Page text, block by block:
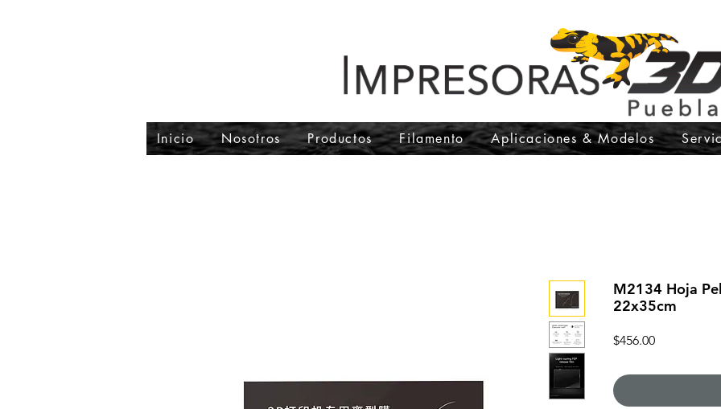
Inicio Nosotros Productos Filamento Aplicaciones & Modelos
M2134 Hoja
22x35cm
$456.00Precio